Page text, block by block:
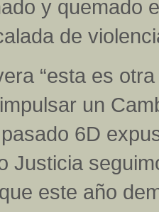
y quemado
de
“esta es
un
6D
Justicia
este año